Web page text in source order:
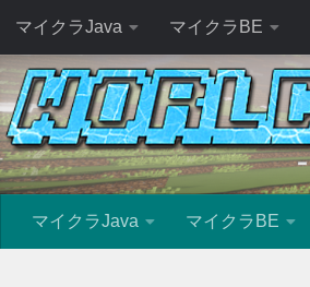
マイクラJava マイクラBE
マイクラJava マイクラBE